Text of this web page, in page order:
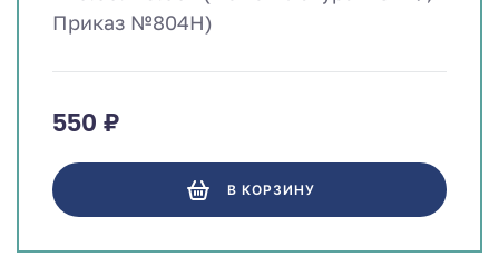
Приказ №804Н)
550 ₽
В КОРЗИНУ